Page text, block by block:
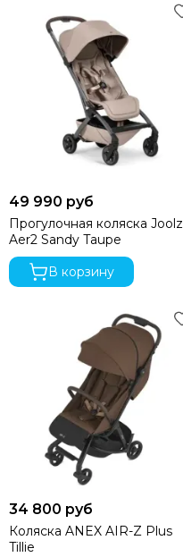
49 990 руб
Прогулочная коляска Joolz
Aer2 Sandy Taupe
В корзину
34 800 руб
Коляска ANEX AIR-Z Plus
Tillie